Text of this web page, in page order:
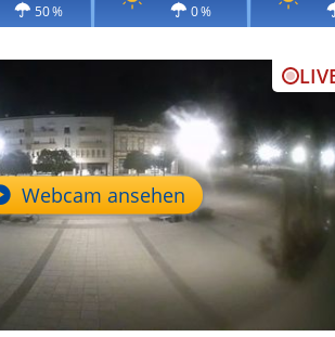
50 % 0 %
Webcam ansehen